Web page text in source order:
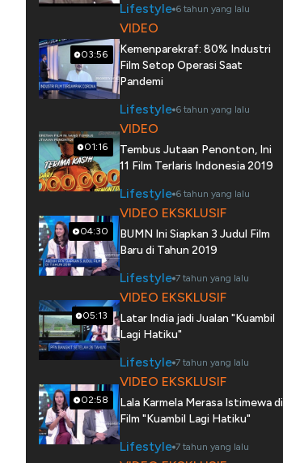
Lifestyle 6 tahun yang lalu
03:56
VIDEO
Kemenparekraf: 80% Industri
Film Setop Operasi Saat
Pandemi
Lifestyle 6 tahun yang lalu
01:16
VIDEO
Tembus Jutaan Penonton, Ini
11 Film Terlaris Indonesia 2019
Lifestyle 6 tahun yang lalu
04:30
VIDEO EKSKLUSIF
BUMN Ini Siapkan 3 Judul Film
Baru di Tahun 2019
Lifestyle 7 tahun yang lalu
05:13
VIDEO EKSKLUSIF
Latar India jadi Jualan "Kuambil
Lagi Hatiku"
Lifestyle 7 tahun yang lalu
02:58
VIDEO EKSKLUSIF
Lala Karmela Merasa Istimewa di
Film "Kuambil Lagi Hatiku"
Lifestyle 7 tahun yang lalu